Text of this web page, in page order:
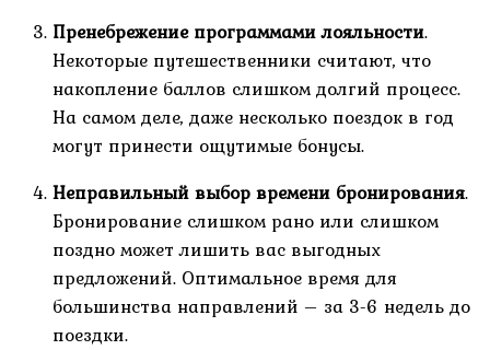
Пренебрежение программами лояльности.
Некоторые путешественники считают, что
накопление баллов слишком долгий процесс.
На самом деле, даже несколько поездок в год
могут принести ощутимые бонусы.
Неправильный выбор времени бронирования.
Бронирование слишком рано или слишком
поздно может лишить вас выгодных
предложений. Оптимальное время для
большинства направлений – за 3-6 недель до
поездки.